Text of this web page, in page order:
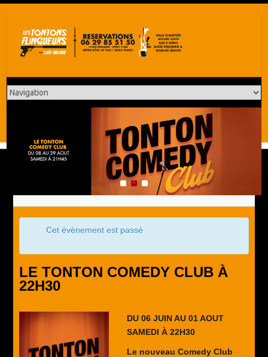
1 2 3
Cet évènement est passé
LE TONTON COMEDY CLUB À
22H30
DU 06 JUIN AU 01 AOUT
SAMEDI À 22H30
Le nouveau Comedy Club